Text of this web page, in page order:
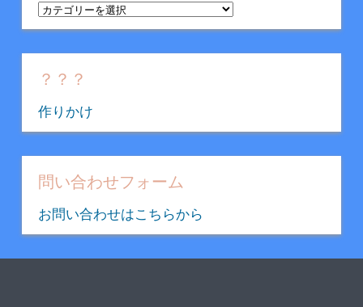
カ
テ
ゴ
リ
？？？
作りかけ
問い合わせフォーム
お問い合わせはこちらから